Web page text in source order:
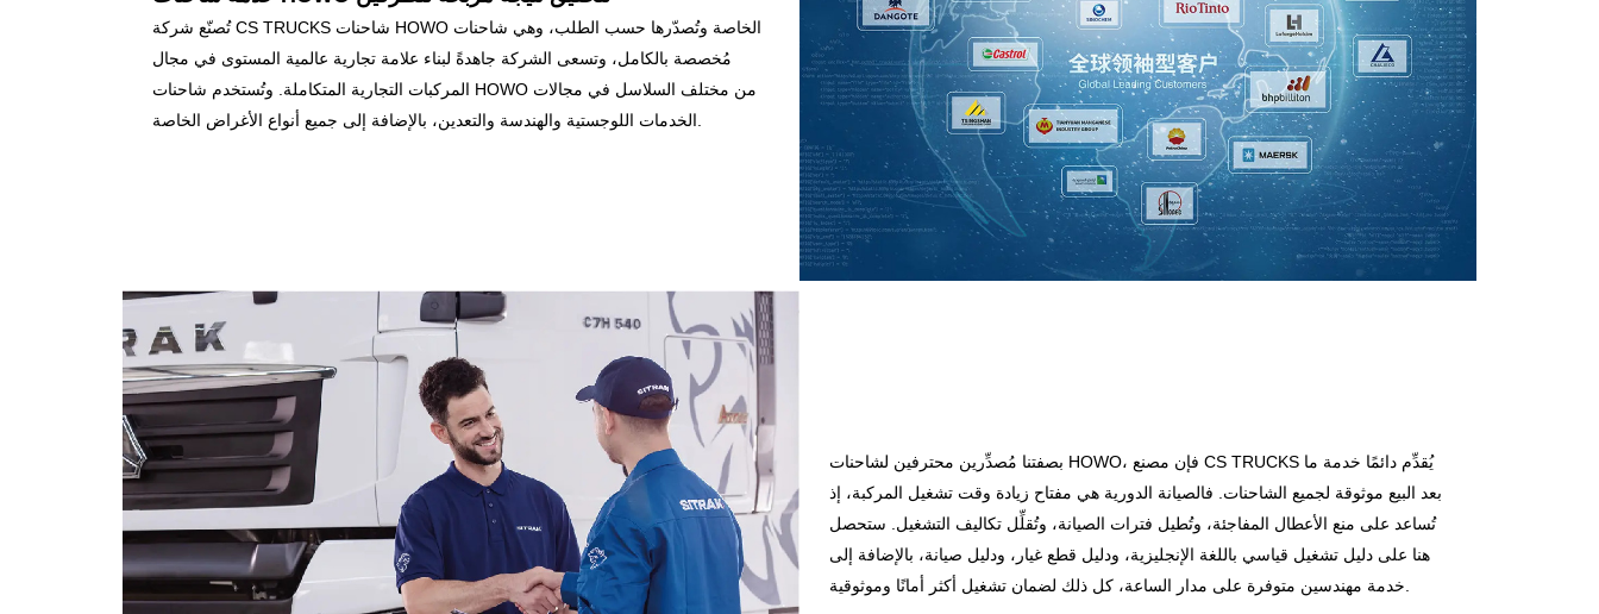
تُصنّع شركة CS TRUCKS شاحنات HOWO الخاصة وتُصدّرها حسب الطلب، وهي شاحنات
مُخصصة بالكامل، وتسعى الشركة جاهدةً لبناء علامة تجارية عالمية المستوى في مجال
المركبات التجارية المتكاملة. وتُستخدم شاحنات HOWO من مختلف السلاسل في مجالات
بصفتنا مُصدِّرين محترفين لشاحنات HOWO، فإن مصنع CS TRUCKS يُقدِّم دائمًا خدمة ما
بعد البيع موثوقة لجميع الشاحنات. فالصيانة الدورية هي مفتاح زيادة وقت تشغيل المركبة، إذ
تُساعد على منع الأعطال المفاجئة، وتُطيل فترات الصيانة، وتُقلِّل تكاليف التشغيل. ستحصل
هنا على دليل تشغيل قياسي باللغة الإنجليزية، ودليل قطع غيار، ودليل صيانة، بالإضافة إلى